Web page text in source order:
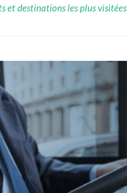
et destinations les plus visitées